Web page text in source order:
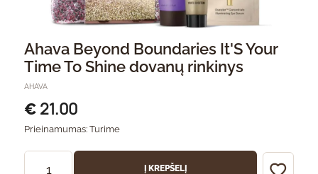
Ahava Beyond Boundaries It'S Your
Time To Shine dovanų rinkinys
AHAVA
€ 21.00
Prieinamumas: Turime
Į KREPŠELĮ